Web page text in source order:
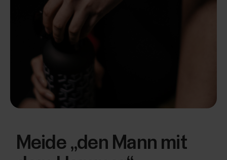
Meide „den Mann mit